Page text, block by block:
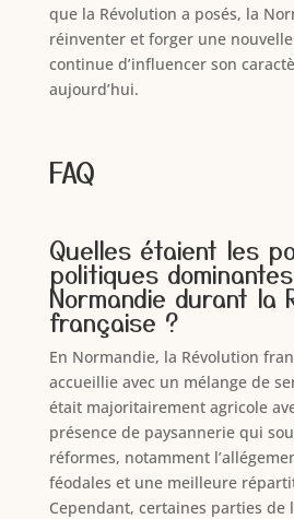
que la Révolution a posés, la
réinventer et forger une
continue d’influencer son
aujourd’hui.
FAQ
Quelles étaient les
politiques
Normandie durant la
française ?
En Normandie, la Révolution
accueillie avec un mélange de
était majoritairement agricole
présence de paysannerie qui
réformes, notamment
féodales et une meilleure
Cependant, certaines parties de